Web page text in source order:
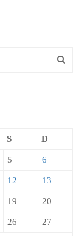
S D
5 6
12 13
19 20
26 27